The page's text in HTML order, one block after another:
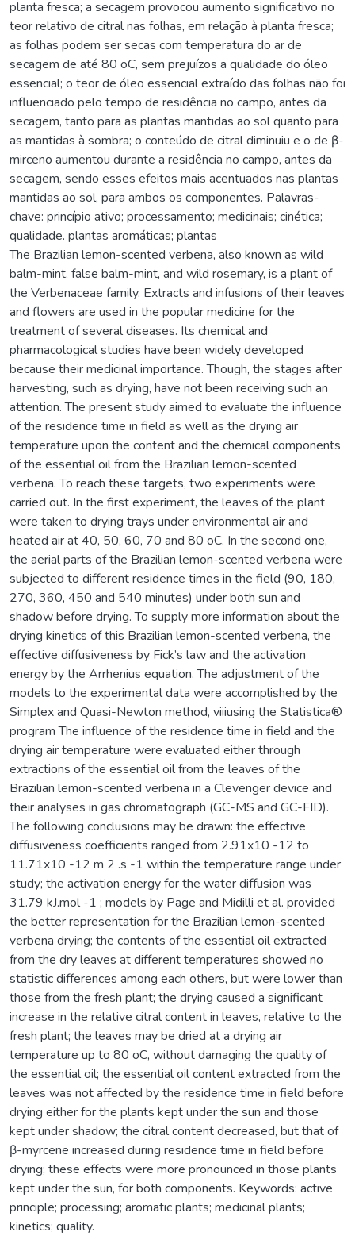
planta fresca; a secagem provocou aumento significativo no
teor relativo de citral nas folhas, em relação à planta fresca;
as folhas podem ser secas com temperatura do ar de
secagem de até 80 oC, sem prejuízos a qualidade do óleo
essencial; o teor de óleo essencial extraído das folhas não foi
influenciado pelo tempo de residência no campo, antes da
secagem, tanto para as plantas mantidas ao sol quanto para
as mantidas à sombra; o conteúdo de citral diminuiu e o de β-
mirceno aumentou durante a residência no campo, antes da
secagem, sendo esses efeitos mais acentuados nas plantas
mantidas ao sol, para ambos os componentes. Palavras-
chave: princípio ativo; processamento; medicinais; cinética;
qualidade. plantas aromáticas; plantas
The Brazilian lemon-scented verbena, also known as wild
balm-mint, false balm-mint, and wild rosemary, is a plant of
the Verbenaceae family. Extracts and infusions of their leaves
and flowers are used in the popular medicine for the
treatment of several diseases. Its chemical and
pharmacological studies have been widely developed
because their medicinal importance. Though, the stages after
harvesting, such as drying, have not been receiving such an
attention. The present study aimed to evaluate the influence
of the residence time in field as well as the drying air
temperature upon the content and the chemical components
of the essential oil from the Brazilian lemon-scented
verbena. To reach these targets, two experiments were
carried out. In the first experiment, the leaves of the plant
were taken to drying trays under environmental air and
heated air at 40, 50, 60, 70 and 80 oC. In the second one,
the aerial parts of the Brazilian lemon-scented verbena were
subjected to different residence times in the field (90, 180,
270, 360, 450 and 540 minutes) under both sun and
shadow before drying. To supply more information about the
drying kinetics of this Brazilian lemon-scented verbena, the
effective diffusiveness by Fick’s law and the activation
energy by the Arrhenius equation. The adjustment of the
models to the experimental data were accomplished by the
Simplex and Quasi-Newton method, viiiusing the Statistica®
program The influence of the residence time in field and the
drying air temperature were evaluated either through
extractions of the essential oil from the leaves of the
Brazilian lemon-scented verbena in a Clevenger device and
their analyses in gas chromatograph (GC-MS and GC-FID).
The following conclusions may be drawn: the effective
diffusiveness coefficients ranged from 2.91x10 -12 to
11.71x10 -12 m 2 .s -1 within the temperature range under
study; the activation energy for the water diffusion was
31.79 kJ.mol -1 ; models by Page and Midilli et al. provided
the better representation for the Brazilian lemon-scented
verbena drying; the contents of the essential oil extracted
from the dry leaves at different temperatures showed no
statistic differences among each others, but were lower than
those from the fresh plant; the drying caused a significant
increase in the relative citral content in leaves, relative to the
fresh plant; the leaves may be dried at a drying air
temperature up to 80 oC, without damaging the quality of
the essential oil; the essential oil content extracted from the
leaves was not affected by the residence time in field before
drying either for the plants kept under the sun and those
kept under shadow; the citral content decreased, but that of
β-myrcene increased during residence time in field before
drying; these effects were more pronounced in those plants
kept under the sun, for both components. Keywords: active
principle; processing; aromatic plants; medicinal plants;
kinetics; quality.